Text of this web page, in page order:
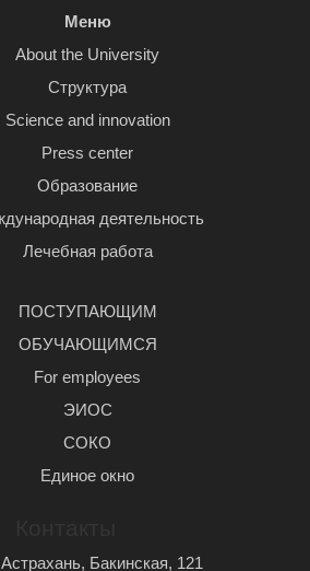
Меню
About the University
Структура
Science and innovation
Press center
Образование
деятельность
Лечебная работа
ПОСТУПАЮЩИМ
ОБУЧАЮЩИМСЯ
For employees
ЭИОС
СОКО
Единое окно
Астрахань, Бакинская, 121